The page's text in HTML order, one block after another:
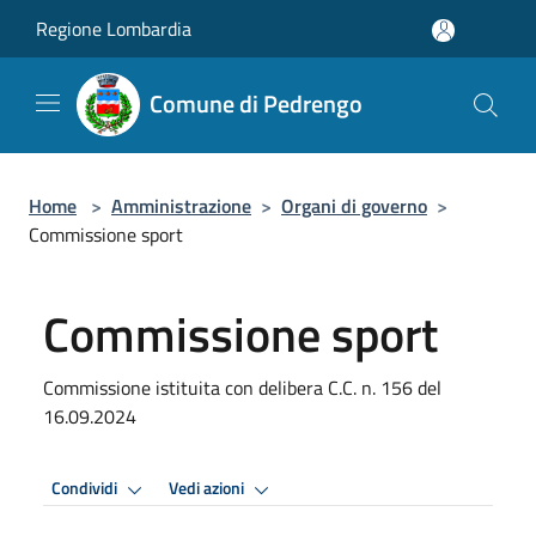
Regione Lombardia
Comune di Pedrengo
Home > Amministrazione > Organi di governo >
Commissione sport
Commissione sport
Commissione istituita con delibera C.C. n. 156 del
16.09.2024
Condividi Vedi azioni